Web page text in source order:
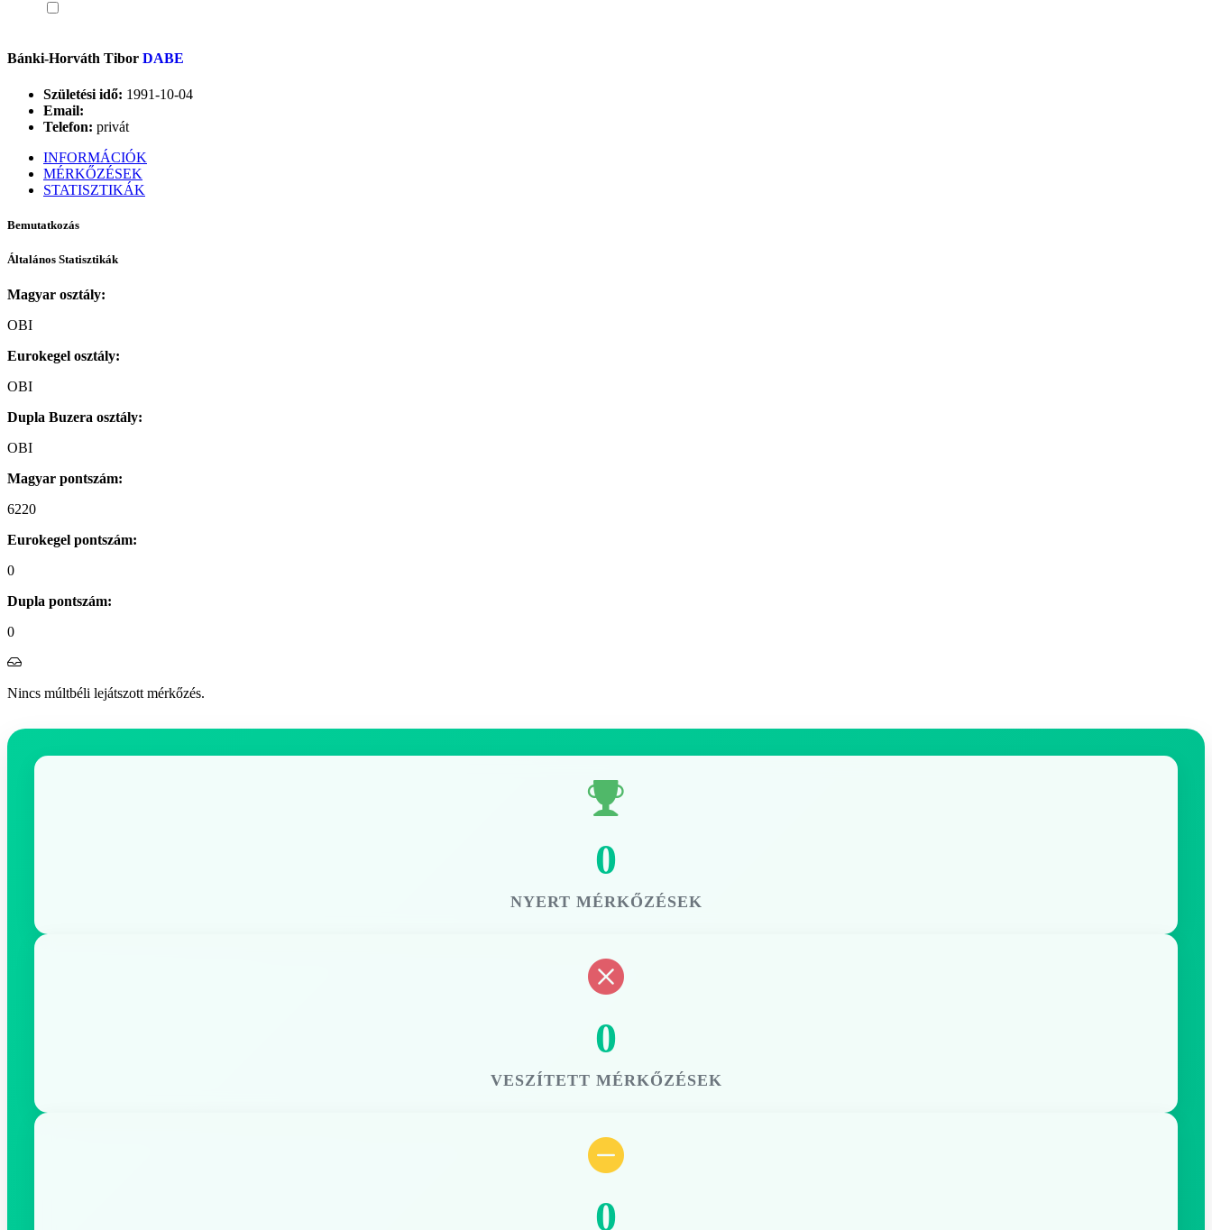
Bánki-Horváth Tibor DABE
Születési idő: 1991-10-04
Email:
Telefon: privát
INFORMÁCIÓK
MÉRKŐZÉSEK
STATISZTIKÁK
Bemutatkozás
Általános Statisztikák
Magyar osztály:
OBI
Eurokegel osztály:
OBI
Dupla Buzera osztály:
OBI
Magyar pontszám:
6220
Eurokegel pontszám:
0
Dupla pontszám:
0
Nincs múltbéli lejátszott mérkőzés.
0
NYERT MÉRKŐZÉSEK
0
VESZÍTETT MÉRKŐZÉSEK
0